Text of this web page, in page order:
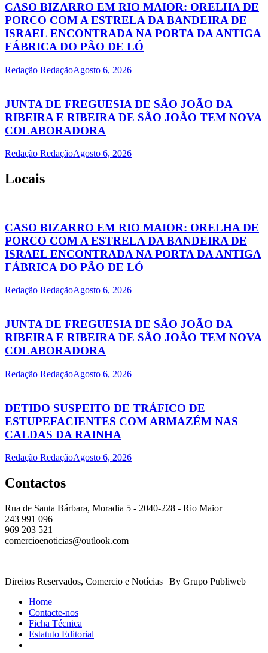
CASO BIZARRO EM RIO MAIOR: ORELHA DE
PORCO COM A ESTRELA DA BANDEIRA DE
ISRAEL ENCONTRADA NA PORTA DA ANTIGA
FÁBRICA DO PÃO DE LÓ
Redação RedaçãoAgosto 6, 2026
JUNTA DE FREGUESIA DE SÃO JOÃO DA
RIBEIRA E RIBEIRA DE SÃO JOÃO TEM NOVA
COLABORADORA
Redação RedaçãoAgosto 6, 2026
Locais
CASO BIZARRO EM RIO MAIOR: ORELHA DE
PORCO COM A ESTRELA DA BANDEIRA DE
ISRAEL ENCONTRADA NA PORTA DA ANTIGA
FÁBRICA DO PÃO DE LÓ
Redação RedaçãoAgosto 6, 2026
JUNTA DE FREGUESIA DE SÃO JOÃO DA
RIBEIRA E RIBEIRA DE SÃO JOÃO TEM NOVA
COLABORADORA
Redação RedaçãoAgosto 6, 2026
DETIDO SUSPEITO DE TRÁFICO DE
ESTUPEFACIENTES COM ARMAZÉM NAS
CALDAS DA RAINHA
Redação RedaçãoAgosto 6, 2026
Contactos
Rua de Santa Bárbara, Moradia 5 - 2040-228 - Rio Maior
243 991 096
969 203 521
comercioenoticias@outlook.com
Direitos Reservados, Comercio e Notícias | By Grupo Publiweb
Home
Contacte-nos
Ficha Técnica
Estatuto Editorial